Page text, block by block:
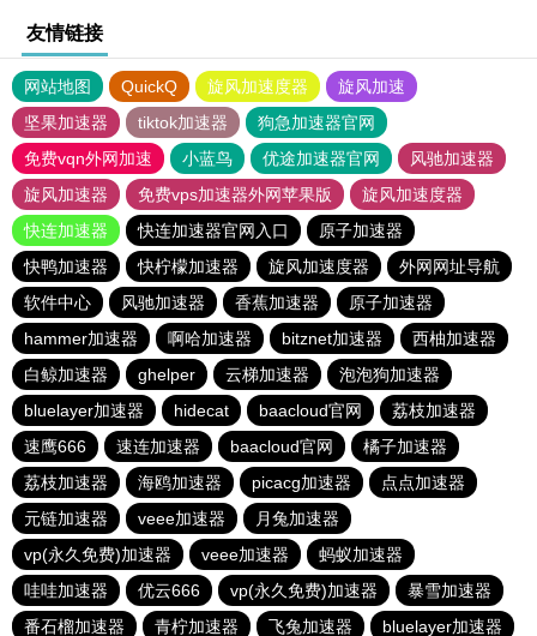
友情链接
网站地图 QuickQ 旋风加速度器
旋风加速
坚果加速器
tiktok加速器
狗急加速器官网
免费vqn外网加速
小蓝鸟 优途加速器官网
风驰加速器
旋风加速器
免费vps加速器外网苹果版
旋风加速度器
快连加速器
快连加速器官网入口
原子加速器
快鸭加速器
快柠檬加速器 旋风加速度器
外网网址导航
软件中心
风驰加速器 香蕉加速器
原子加速器
hammer加速器
啊哈加速器 bitznet加速器
西柚加速器
白鲸加速器
ghelper 云梯加速器
泡泡狗加速器
bluelayer加速器
hidecat baacloud官网
荔枝加速器
速鹰666
速连加速器 baacloud官网
橘子加速器
荔枝加速器
海鸥加速器 picacg加速器
点点加速器
元链加速器
veee加速器
月兔加速器
vp(永久免费)加速器
veee加速器
蚂蚁加速器
哇哇加速器
优云666 vp(永久免费)加速器
暴雪加速器
番石榴加速器
青柠加速器 飞兔加速器 bluelayer加速器